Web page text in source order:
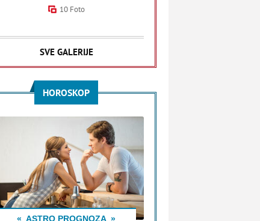
10 Foto
SVE GALERIJE
HOROSKOP
ASTRO PROGNOZA